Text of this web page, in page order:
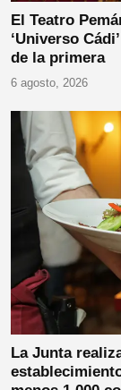
El Teatro
‘Universo
de la primera
6 agosto, 2026
La Junta